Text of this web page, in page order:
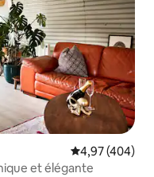
Évaluation
4,97 (404)
et élégante